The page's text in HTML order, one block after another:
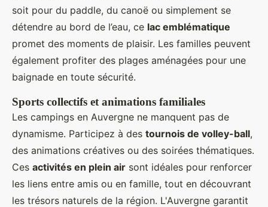
soit pour du paddle, du canoë ou simplement se
détendre au bord de l’eau, ce lac emblématique
promet des moments de plaisir. Les familles peuvent
également profiter des plages aménagées pour une
baignade en toute sécurité.
Sports collectifs et animations familiales
Les campings en Auvergne ne manquent pas de
dynamisme. Participez à des tournois de volley-ball,
des animations créatives ou des soirées thématiques.
Ces activités en plein air sont idéales pour renforcer
les liens entre amis ou en famille, tout en découvrant
les trésors naturels de la région. L'Auvergne garantit